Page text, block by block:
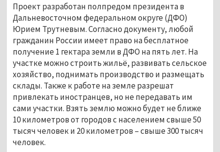
Проект разработан полпредом президента в
Дальневосточном федеральном округе (ДФО)
Юрием Трутневым. Согласно документу, любой
гражданин России имеет право на бесплатное
получение 1 гектара земли в ДФО на пять лет. На
участке можно строить жильё, развивать сельское
хозяйство, поднимать производство и размещать
склады. Также к работе на земле разрешат
привлекать иностранцев, но не передавать им
сами участки. Взять землю можно будет не ближе
10 километров от городов с населением свыше 50
тысяч человек и 20 километров – свыше 300 тысяч
человек.